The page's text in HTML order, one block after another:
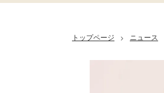
トップページ > ニュース